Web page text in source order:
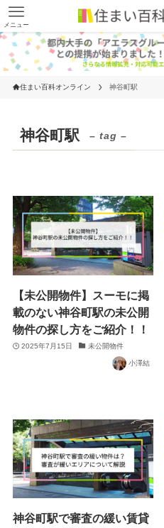
メニュー
住まい百科オンライン 神谷町駅
神谷町駅 – tag –
【未公開物件】スーモに掲
載のない神谷町駅の未公開
物件の探し方をご紹介！！
2025年7月15日 未公開物件
小澤結
神谷町駅で審査の緩い賃貸